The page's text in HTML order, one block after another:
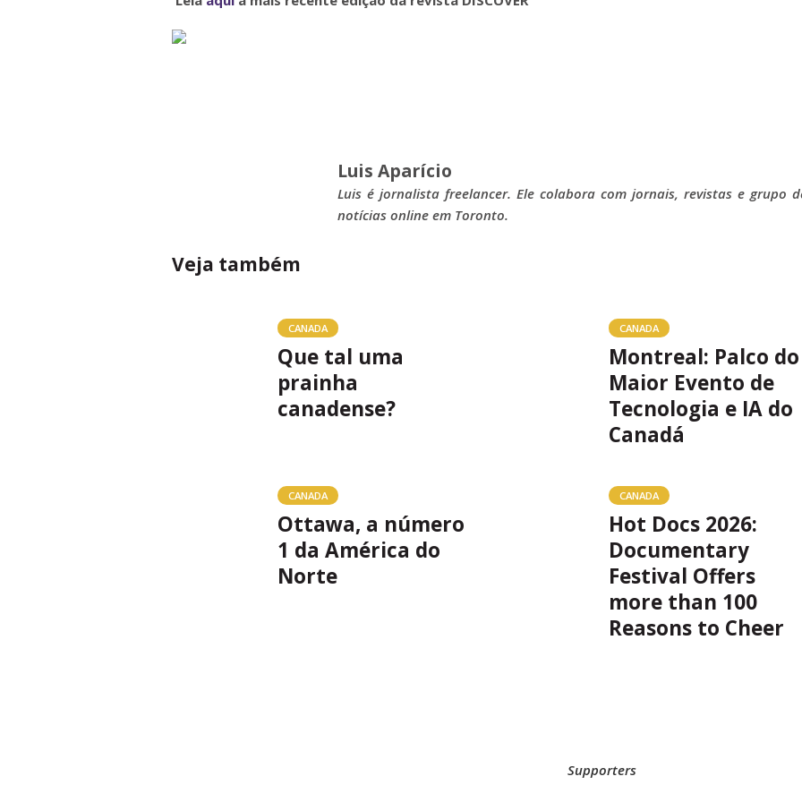
Luis Aparício
Luis é jornalista freelancer. Ele colabora com jornais, revistas e grupo
notícias online em Toronto.
Veja também
CANADA
Que tal uma
prainha
canadense?
CANADA
Montreal: Palco do
Maior Evento de
Tecnologia e IA do
Canadá
CANADA
Ottawa, a número
1 da América do
Norte
CANADA
Hot Docs 2026:
Documentary
Festival Offers
more than 100
Reasons to Cheer
Supporters